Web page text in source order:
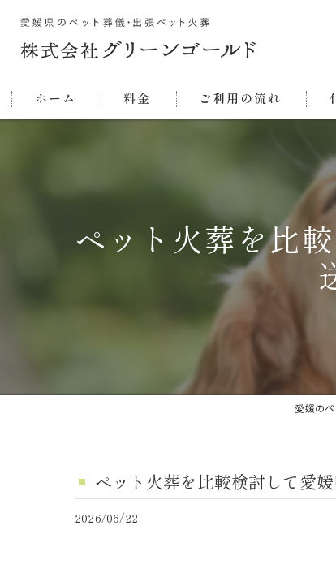
ホーム 料金 ご利用の流れ
ペット火葬を比
愛媛の
ペット火葬を比較検討して愛
2026/06/22